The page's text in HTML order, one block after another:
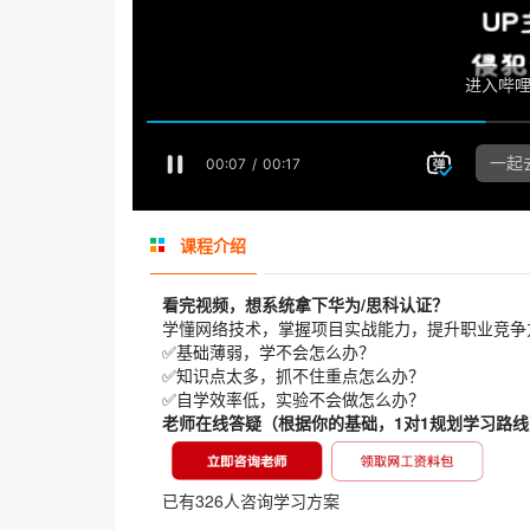
课程介绍
看完视频，想系统拿下华为/思科认证？
学懂网络技术，掌握项目实战能力，提升职业竞
✅基础薄弱，学不会怎么办？
✅知识点太多，抓不住重点怎么办？
✅自学效率低，实验不会做怎么办？
老师在线答疑 （根据你的基础，1对1规划学习路
已有326人咨询学习方案